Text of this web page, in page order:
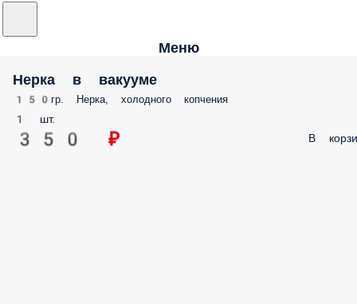
Меню
Нерка в вакууме
150гр. Нерка, холодного копчения
1 шт.
350 ₽ В